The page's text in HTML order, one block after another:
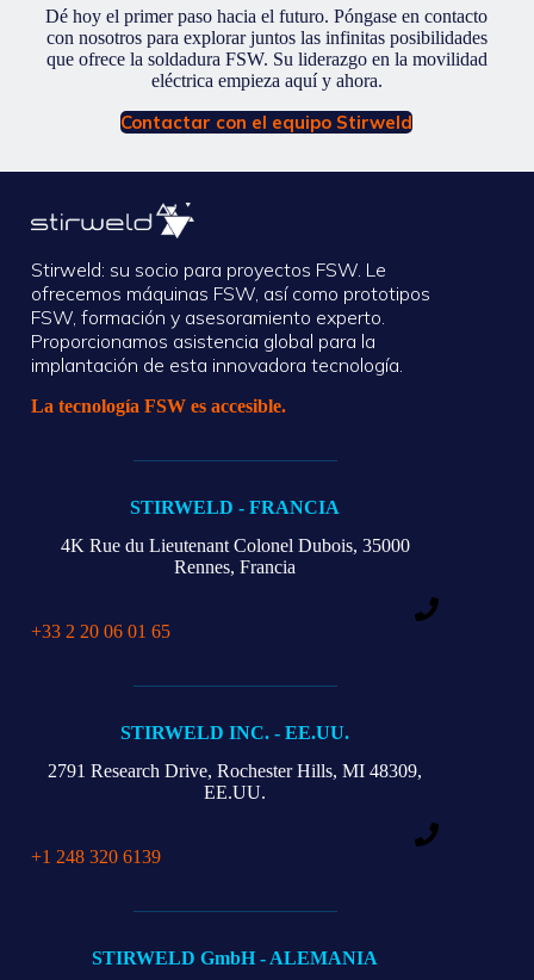
Dé hoy el primer paso hacia el futuro. Póngase en contacto
con nosotros para explorar juntos las infinitas posibilidades
que ofrece la soldadura FSW. Su liderazgo en la movilidad
eléctrica empieza aquí y ahora.
Contactar con el equipo Stirweld
Stirweld: su socio para proyectos FSW. Le
ofrecemos máquinas FSW, así como prototipos
FSW, formación y asesoramiento experto.
Proporcionamos asistencia global para la
implantación de esta innovadora tecnología.
La tecnología FSW es accesible.
STIRWELD - FRANCIA
4K Rue du Lieutenant Colonel Dubois, 35000
Rennes, Francia
+33 2 20 06 01 65
STIRWELD INC. - EE.UU.
2791 Research Drive, Rochester Hills, MI 48309,
EE.UU.
+1 248 320 6139
STIRWELD GmbH - ALEMANIA